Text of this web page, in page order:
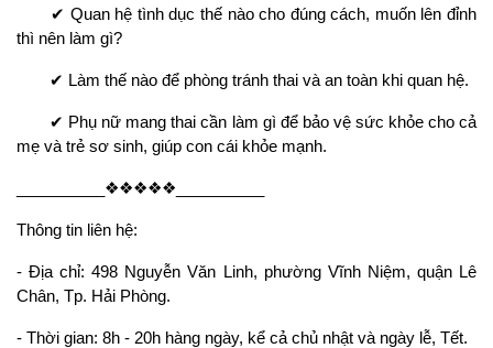
✔ Quan hệ tình dục thế nào cho đúng cách, muốn lên đỉnh
thì nên làm gì?
✔ Làm thế nào để phòng tránh thai và an toàn khi quan hệ.
✔ Phụ nữ mang thai cần làm gì để bảo vệ sức khỏe cho cả
mẹ và trẻ sơ sinh, giúp con cái khỏe mạnh.
__________❖❖❖❖❖__________
Thông tin liên hệ:
- Địa chỉ: 498 Nguyễn Văn Linh, phường Vĩnh Niệm, quận Lê
Chân, Tp. Hải Phòng.
- Thời gian: 8h - 20h hàng ngày, kể cả chủ nhật và ngày lễ, Tết.